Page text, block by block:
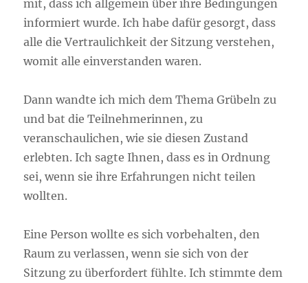
mit, dass ich allgemein über ihre Bedingungen
informiert wurde. Ich habe dafür gesorgt, dass
alle die Vertraulichkeit der Sitzung verstehen,
womit alle einverstanden waren.
Dann wandte ich mich dem Thema Grübeln zu
und bat die Teilnehmerinnen, zu
veranschaulichen, wie sie diesen Zustand
erlebten. Ich sagte Ihnen, dass es in Ordnung
sei, wenn sie ihre Erfahrungen nicht teilen
wollten.
Eine Person wollte es sich vorbehalten, den
Raum zu verlassen, wenn sie sich von der
Sitzung zu überfordert fühlte. Ich stimmte dem